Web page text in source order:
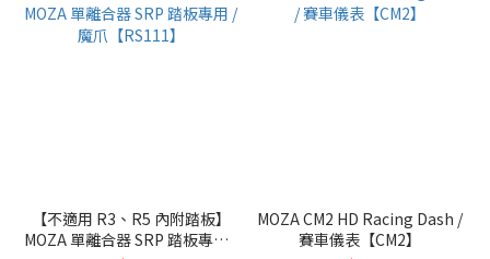
【不適用 R3、R5 內附踏板】
MOZA 單離合器 SRP 踏板專用 /
MOZA CM2 HD Racing Dash /
賽車儀表【CM2】